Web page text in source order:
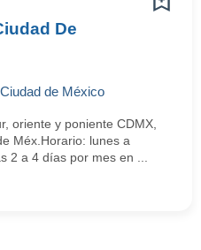
De
Ciudad de México
oriente y poniente CDMX,
Méx.Horario: lunes a
2 a 4 días por mes en ...